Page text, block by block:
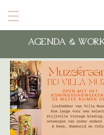
AGENDA &